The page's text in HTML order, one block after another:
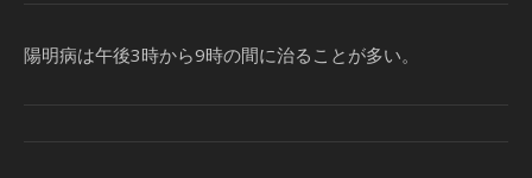
陽明病は午後3時から9時の間に治ることが多い。